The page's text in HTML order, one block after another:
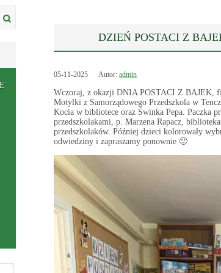
DZIEŃ POSTACI Z
05-11-2025 Autor: admin
Wczoraj, z okazji DNIA POSTACI Z BAJEK,
Motylki z Samorządowego Przedszkola w
Kocia w bibliotece oraz Świnka Pepa. Paczka
przedszkolakami, p. Marzena Rapacz,
przedszkolaków. Później dzieci kolorowały
odwiedziny i zapraszamy ponownie 🙂